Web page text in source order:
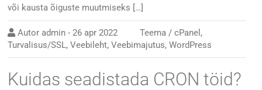
või kausta õiguste muutmiseks […]
Autor admin -26 apr 2022 Teema /cPanel ,
Turvalisus/SSL,Veebileht,Veebimajutus,WordPress
Kuidas seadistada CRON töid?